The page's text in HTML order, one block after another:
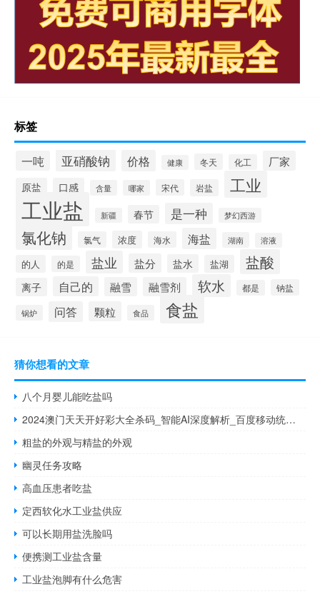
标签
一吨 亚硝酸钠 价格 健康 冬天 化工 厂家
原盐 口感 含量 哪家 宋代 岩盐 工业
工业盐 新疆 春节 是一种 梦幻西游
氯化钠 氯气 浓度 海水 海盐 湖南 溶液
的人 的是 盐业 盐分 盐水 盐湖 盐酸
离子 自己的 融雪 融雪剂 软水 都是 钠盐
锅炉 问答 颗粒 食品 食盐
猜你想看的文章
八个月婴儿能吃盐吗
2024澳门天天开好彩大全杀码_智能AI深度解析_百度移动统计版.23.169
粗盐的外观与精盐的外观
幽灵任务攻略
高血压患者吃盐
定西软化水工业盐供应
可以长期用盐洗脸吗
便携测工业盐含量
工业盐泡脚有什么危害